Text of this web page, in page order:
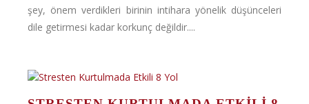
şey, önem verdikleri birinin intihara yönelik düşünceleri
dile getirmesi kadar korkunç değildir....